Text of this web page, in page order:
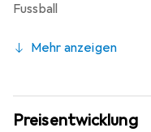
Fussball
Mehr anzeigen
Preisentwicklung